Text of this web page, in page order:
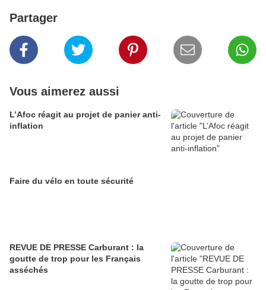
Partager
Vous aimerez aussi
L’Afoc réagit au projet de panier anti-
inflation
Faire du vélo en toute sécurité
REVUE DE PRESSE Carburant : la
goutte de trop pour les Français
asséchés